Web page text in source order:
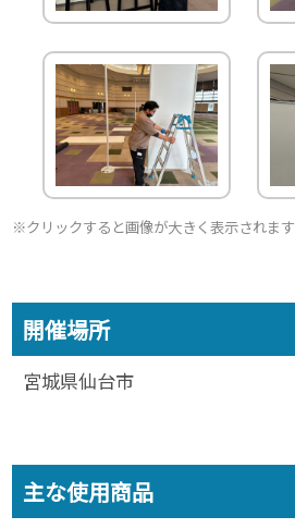
※クリックすると画像が大きく表示されます
開催場所
宮城県仙台市
主な使用商品